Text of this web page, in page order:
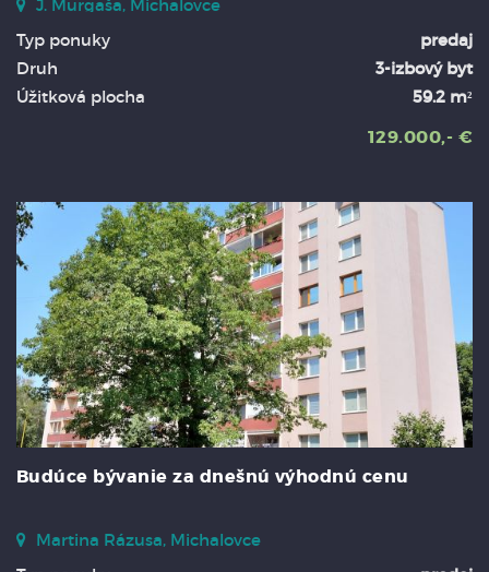
J. Murgaša, Michalovce
Typ ponuky
predaj
Druh
3-izbový byt
Úžitková plocha
59.2 m²
129.000,- €
Budúce bývanie za dnešnú výhodnú cenu
Martina Rázusa, Michalovce